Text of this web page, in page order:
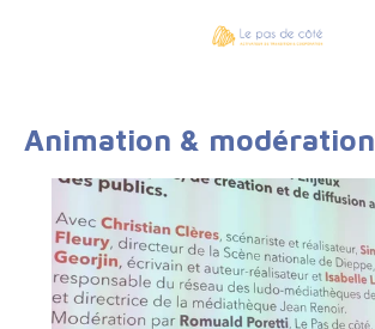
Animation & modération